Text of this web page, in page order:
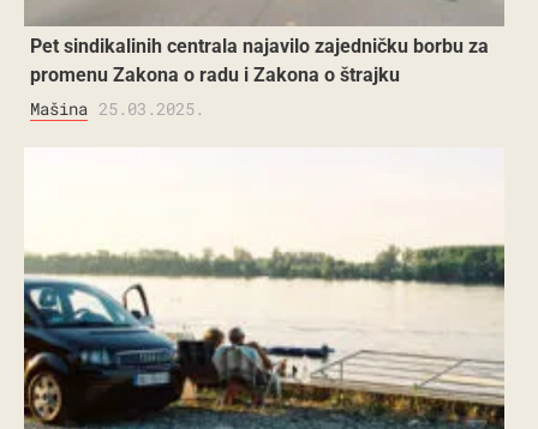
Pet sindikalinih centrala najavilo zajedničku borbu za
promenu Zakona o radu i Zakona o štrajku
Mašina 25.03.2025.